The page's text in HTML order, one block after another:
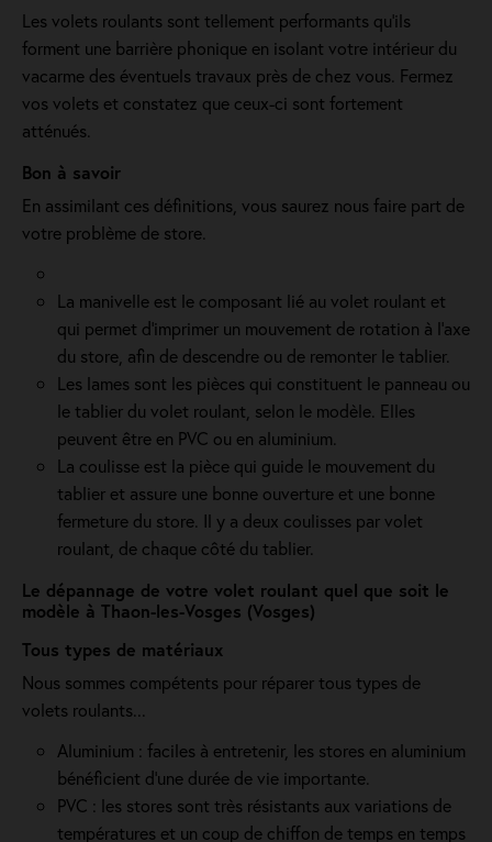
Les volets roulants sont tellement performants qu’ils
forment une barrière phonique en isolant votre intérieur du
vacarme des éventuels travaux près de chez vous. Fermez
vos volets et constatez que ceux-ci sont fortement
atténués.
Bon à savoir
En assimilant ces définitions, vous saurez nous faire part de
votre problème de store.
La manivelle est le composant lié au volet roulant et
qui permet d’imprimer un mouvement de rotation à l’axe
du store, afin de descendre ou de remonter le tablier.
Les lames sont les pièces qui constituent le panneau ou
le tablier du volet roulant, selon le modèle. Elles
peuvent être en PVC ou en aluminium.
La coulisse est la pièce qui guide le mouvement du
tablier et assure une bonne ouverture et une bonne
fermeture du store. Il y a deux coulisses par volet
roulant, de chaque côté du tablier.
Le dépannage de votre volet roulant quel que soit le
modèle à Thaon-les-Vosges (Vosges)
Tous types de matériaux
Nous sommes compétents pour réparer tous types de
volets roulants...
Aluminium : faciles à entretenir, les stores en aluminium
bénéficient d'une durée de vie importante.
PVC : les stores sont très résistants aux variations de
températures et un coup de chiffon de temps en temps